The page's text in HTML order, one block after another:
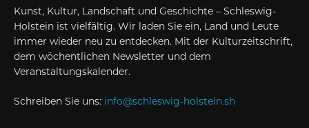
Kunst, Kultur, Landschaft und Geschichte – Schleswig-
Holstein ist vielfältig. Wir laden Sie ein, Land und Leute
immer wieder neu zu entdecken. Mit der Kulturzeitschrift,
dem wöchentlichen Newsletter und dem
Veranstaltungskalender.
Schreiben Sie uns: info@schleswig-holstein.sh